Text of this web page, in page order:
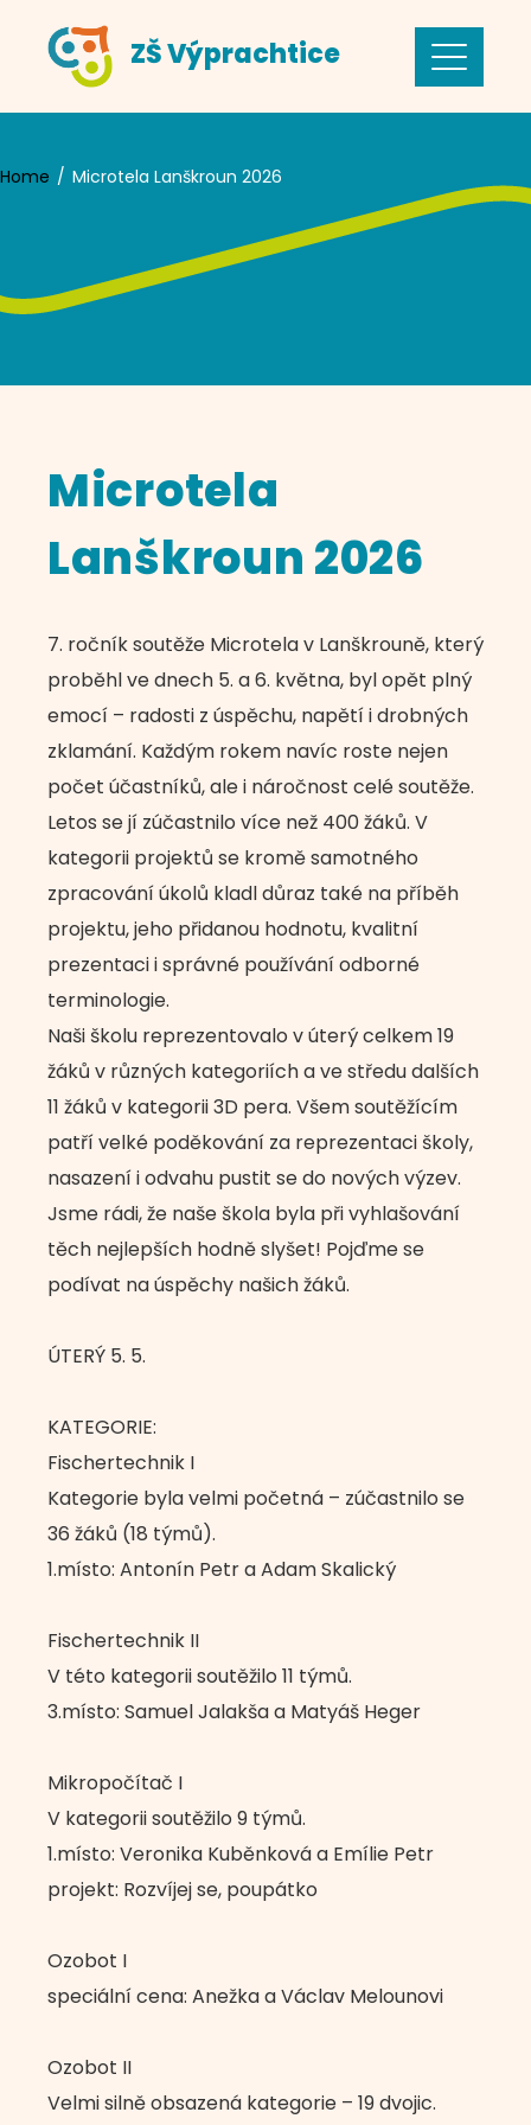
content
ZŠ Výprachtice
Home Microtela Lanškroun 2026
Microtela
Lanškroun 2026
7. ročník soutěže Microtela v Lanškrouně, který
proběhl ve dnech 5. a 6. května, byl opět plný
emocí – radosti z úspěchu, napětí i drobných
zklamání. Každým rokem navíc roste nejen
počet účastníků, ale i náročnost celé soutěže.
Letos se jí zúčastnilo více než 400 žáků. V
kategorii projektů se kromě samotného
zpracování úkolů kladl důraz také na příběh
projektu, jeho přidanou hodnotu, kvalitní
prezentaci i správné používání odborné
terminologie.
Naši školu reprezentovalo v úterý celkem 19
žáků v různých kategoriích a ve středu dalších
11 žáků v kategorii 3D pera. Všem soutěžícím
patří velké poděkování za reprezentaci školy,
nasazení i odvahu pustit se do nových výzev.
Jsme rádi, že naše škola byla při vyhlašování
těch nejlepších hodně slyšet! Pojďme se
podívat na úspěchy našich žáků.
ÚTERÝ 5. 5.
KATEGORIE:
Fischertechnik I
Kategorie byla velmi početná – zúčastnilo se
36 žáků (18 týmů).
1.místo: Antonín Petr a Adam Skalický
Fischertechnik II
V této kategorii soutěžilo 11 týmů.
3.místo: Samuel Jalakša a Matyáš Heger
Mikropočítač I
V kategorii soutěžilo 9 týmů.
1.místo: Veronika Kuběnková a Emílie Petr
projekt: Rozvíjej se, poupátko
Ozobot I
speciální cena: Anežka a Václav Melounovi
Ozobot II
Velmi silně obsazená kategorie – 19 dvojic.